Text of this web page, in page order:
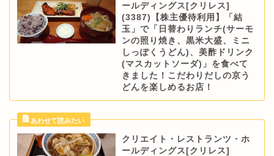
ールディングス[クリレス]
(3387)【株主優待利用】「結
玉」で「日替わりランチ(サーモ
ンの照り焼き、黒米大盛、ミニ
しっぽくうどん)、美酢ドリンク
(マスカットソーダ)」を食べて
きました！こだわりだしの京う
どんを楽しめるお店！
クリエイト・レストランツ・ホ
ールディングス[クリレス]